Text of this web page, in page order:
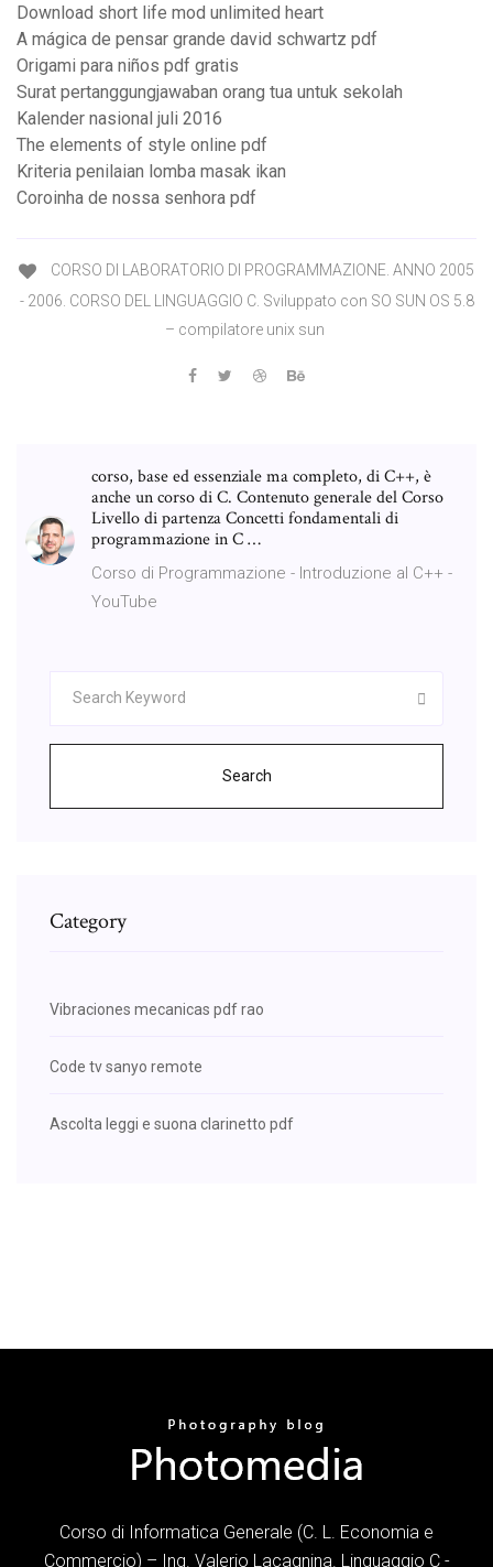
Download short life mod unlimited heart
A mágica de pensar grande david schwartz pdf
Origami para niños pdf gratis
Surat pertanggungjawaban orang tua untuk sekolah
Kalender nasional juli 2016
The elements of style online pdf
Kriteria penilaian lomba masak ikan
Coroinha de nossa senhora pdf
CORSO DI LABORATORIO DI PROGRAMMAZIONE. ANNO 2005
- 2006. CORSO DEL LINGUAGGIO C. Sviluppato con SO SUN OS 5.8
– compilatore unix sun
corso, base ed essenziale ma completo, di C++, è
anche un corso di C. Contenuto generale del Corso
Livello di partenza Concetti fondamentali di
programmazione in C …
Corso di Programmazione - Introduzione al C++ -
YouTube
Search
Category
Vibraciones mecanicas pdf rao
Code tv sanyo remote
Ascolta leggi e suona clarinetto pdf
Corso di Informatica Generale (C. L. Economia e
Commercio) – Ing. Valerio Lacagnina. Linguaggio C -